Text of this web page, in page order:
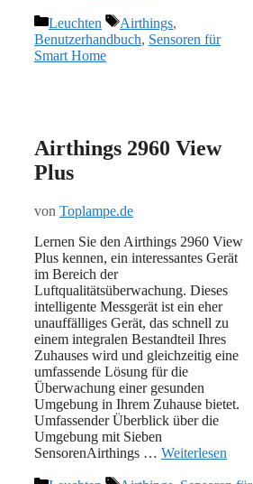
Kategorien
Leuchten Schlagwörter
Airthings,
Benutzerhandbuch, Sensoren für
Smart Home
Airthings 2960 View
Plus
von Toplampe.de
Lernen Sie den Airthings 2960 View
Plus kennen, ein interessantes Gerät
im Bereich der
Luftqualitätsüberwachung. Dieses
intelligente Messgerät ist ein eher
unauffälliges Gerät, das schnell zu
einem integralen Bestandteil Ihres
Zuhauses wird und gleichzeitig eine
umfassende Lösung für die
Überwachung einer gesunden
Umgebung in Ihrem Zuhause bietet.
Umfassender Überblick über die
Umgebung mit Sieben
SensorenAirthings … Weiterlesen